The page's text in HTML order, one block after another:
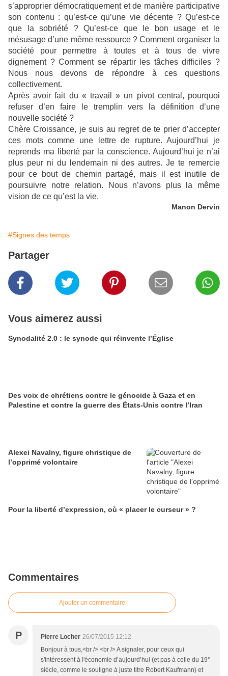
s’approprier démocratiquement et de manière participative
son contenu : qu’est-ce qu’une vie décente ? Qu’est-ce
que la sobriété ? Qu’est-ce que le bon usage et le
mésusage d’une même ressource ? Comment organiser la
société pour permettre à toutes et à tous de vivre
dignement ? Comment se répartir les tâches difficiles ?
Nous nous devons de répondre à ces questions
collectivement.
Après avoir fait du « travail » un pivot central, pourquoi
refuser d’en faire le tremplin vers la définition d’une
nouvelle société ?
Chère Croissance, je suis au regret de te prier d’accepter
ces mots comme une lettre de rupture. Aujourd’hui je
reprends ma liberté par la conscience. Aujourd’hui je n’ai
plus peur ni du lendemain ni des autres. Je te remercie
pour ce bout de chemin partagé, mais il est inutile de
poursuivre notre relation. Nous n’avons plus la même
vision de ce qu’est la vie.
Manon Dervin
#Signes des temps
Partager
Vous aimerez aussi
Synodalité 2.0 : le synode qui réinvente l’Église
Des voix de chrétiens contre le génocide à Gaza et en
Palestine et contre la guerre des États-Unis contre l’Iran
Alexei Navalny, figure christique de
l’opprimé volontaire
Pour la liberté d’expression, où « placer le curseur » ?
Commentaires
Ajouter un commentaire
P Pierre Locher 26/07/2015 12:12
Bonjour à tous,<br /> <br /> A signaler, pour ceux qui
s'intéressent à l'économie d’aujourd’hui (et pas à celle du 19°
siècle, comme le souligne à juste titre Robert Kaufmann) et